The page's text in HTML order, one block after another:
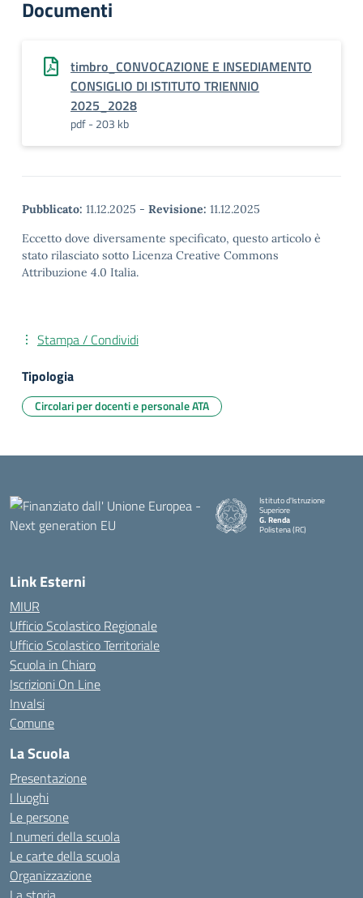
Documenti
timbro_CONVOCAZIONE E INSEDIAMENTO
CONSIGLIO DI ISTITUTO TRIENNIO
2025_2028
pdf - 203 kb
Pubblicato: 11.12.2025 - Revisione: 11.12.2025
Eccetto dove diversamente specificato, questo articolo è
stato rilasciato sotto Licenza Creative Commons
Attribuzione 4.0 Italia.
Stampa / Condividi
Tipologia
Circolari per docenti e personale ATA
Istituto d'Istruzione
Superiore
G. Renda
Polistena (RC)
Link Esterni
MIUR
Ufficio Scolastico Regionale
Ufficio Scolastico Territoriale
Scuola in Chiaro
Iscrizioni On Line
Invalsi
Comune
La Scuola
Presentazione
I luoghi
Le persone
I numeri della scuola
Le carte della scuola
Organizzazione